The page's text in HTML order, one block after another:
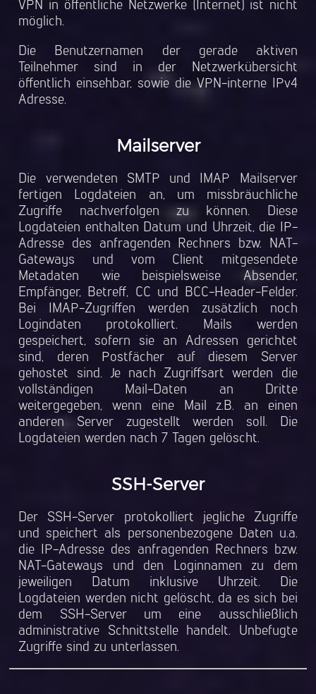
VPN in öffentliche Netzwerke (Internet) ist nicht
möglich.
Die Benutzernamen der gerade aktiven
Teilnehmer sind in der Netzwerkübersicht
öffentlich einsehbar, sowie die VPN-interne IPv4
Adresse.
Mailserver
Die verwendeten SMTP und IMAP Mailserver
fertigen Logdateien an, um missbräuchliche
Zugriffe nachverfolgen zu können. Diese
Logdateien enthalten Datum und Uhrzeit, die IP-
Adresse des anfragenden Rechners bzw. NAT-
Gateways und vom Client mitgesendete
Metadaten wie beispielsweise Absender,
Empfänger, Betreff, CC und BCC-Header-Felder.
Bei IMAP-Zugriffen werden zusätzlich noch
Logindaten protokolliert. Mails werden
gespeichert, sofern sie an Adressen gerichtet
sind, deren Postfächer auf diesem Server
gehostet sind. Je nach Zugriffsart werden die
vollständigen Mail-Daten an Dritte
weitergegeben, wenn eine Mail z.B. an einen
anderen Server zugestellt werden soll. Die
Logdateien werden nach 7 Tagen gelöscht.
SSH-Server
Der SSH-Server protokolliert jegliche Zugriffe
und speichert als personenbezogene Daten u.a.
die IP-Adresse des anfragenden Rechners bzw.
NAT-Gateways und den Loginnamen zu dem
jeweiligen Datum inklusive Uhrzeit. Die
Logdateien werden nicht gelöscht, da es sich bei
dem SSH-Server um eine ausschließlich
administrative Schnittstelle handelt. Unbefugte
Zugriffe sind zu unterlassen.